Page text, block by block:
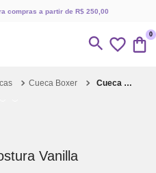
compras a partir de R$ 250,00
0
Cueca Boxer Cueca Boxer Asem Costura Vanilla
Vanilla